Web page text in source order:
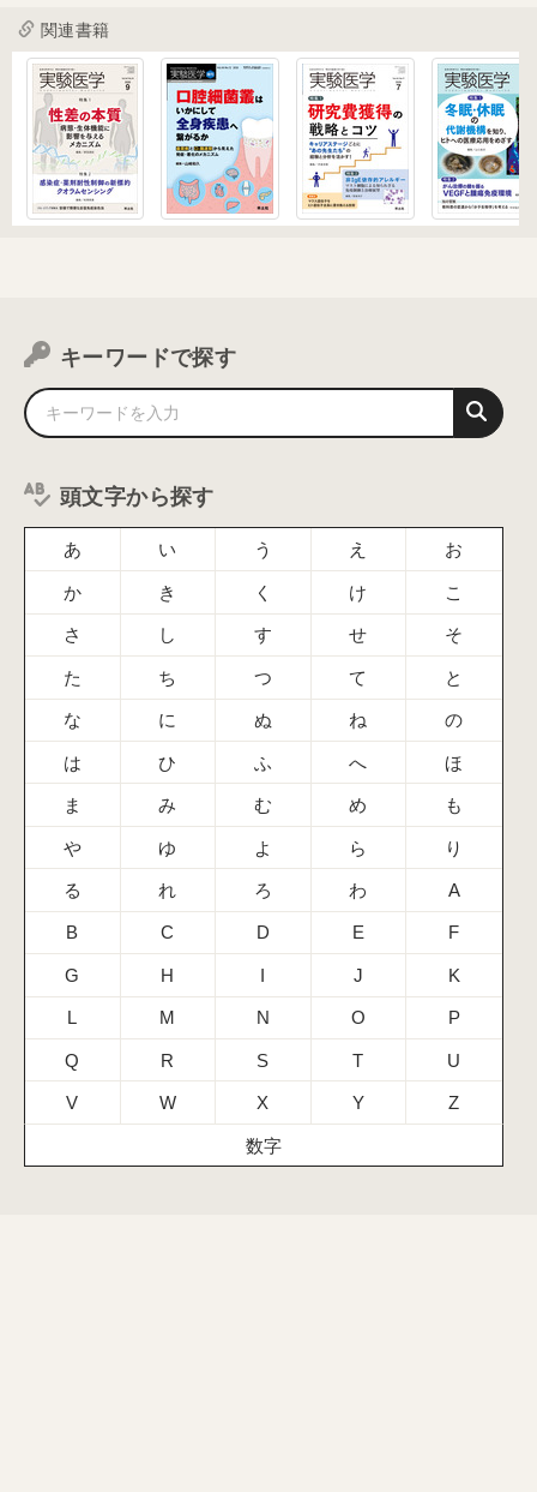
関連書籍
キーワードで探す
頭文字から探す
あ い う え お
か き く け こ
さ し す せ そ
た ち つ て と
な に ぬ ね の
は ひ ふ へ ほ
ま み む め も
や ゆ よ ら り
る れ ろ わ A
B C D E F
G H I J K
L M N O P
Q R S T U
V W X Y Z
数字